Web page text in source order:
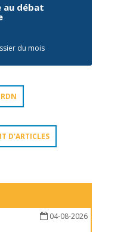
au débat
du mois
D'ARTICLES
04-08-2026